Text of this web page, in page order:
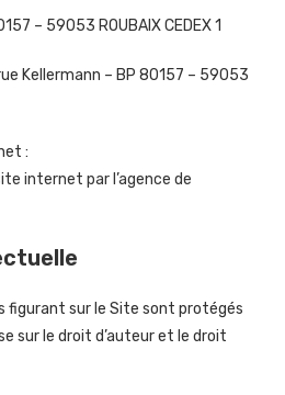
– 59053 ROUBAIX CEDEX 1
Kellermann – BP 80157 – 59053
:
internet par l’agence de
figurant sur le Site sont protégés
sur le droit d’auteur et le droit